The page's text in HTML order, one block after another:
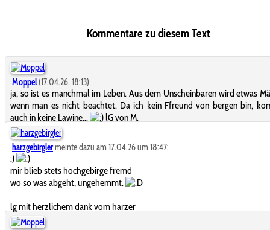
Kommentare zu diesem Text
Moppel (17.04.26, 18:13)
ja, so ist es manchmal im Leben. Aus dem Unscheinbaren wird etwas
wenn man es nicht beachtet. Da ich kein Ffreund von bergen bin,
auch in keine Lawine...
lG von M.
harzgebirglermeinte dazu am 17.04.26 um 18:47:
:)
mir blieb stets hochgebirge fremd
wo so was abgeht, ungehemmt.
lg mit herzlichem dank vom harzer